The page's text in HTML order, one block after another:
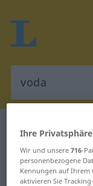
Kroatisch-
Kroatisch-
"voda"
Ihre
Wir und unsere716-
personenbezogene
Kennungen auf Ihrem
aktivieren Sie